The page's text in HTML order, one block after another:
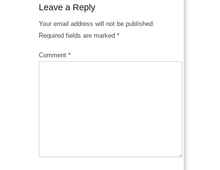
Leave a Reply
Your email address will not be published.
Required fields are marked *
Comment *